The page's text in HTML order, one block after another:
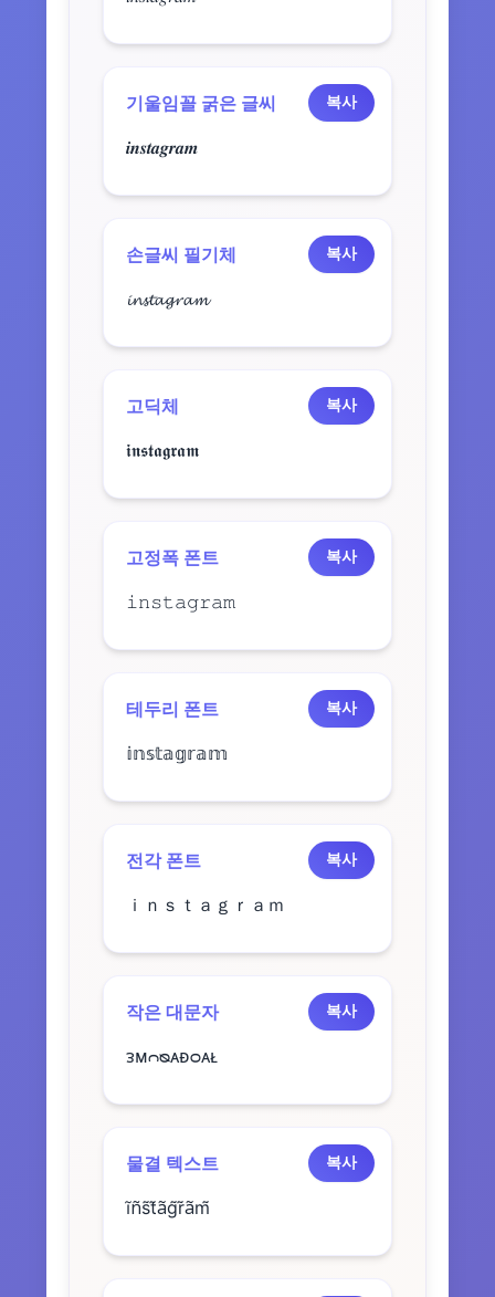
기울임꼴 굵은 글씨
𝒊𝒏𝒔𝒕𝒂𝒈𝒓𝒂𝒎
복사
손글씨 필기체
𝓲𝓷𝓼𝓽𝓪𝓰𝓻𝓪𝓶
복사
고딕체
𝖎𝖓𝖘𝖙𝖆𝖌𝖗𝖆𝖒
복사
고정폭 폰트
𝚒𝚗𝚜𝚝𝚊𝚐𝚛𝚊𝚖
복사
테두리 폰트
𝕚𝕟𝕤𝕥𝕒𝕘𝕣𝕒𝕞
복사
전각 폰트
ｉｎｓｔａｇｒａｍ
복사
작은 대문자
ᴈᴍᴒᴓᴀᴆᴑᴀᴌ
복사
물결 텍스트
ĩñs̃t̃ãg̃r̃ãm̃
복사